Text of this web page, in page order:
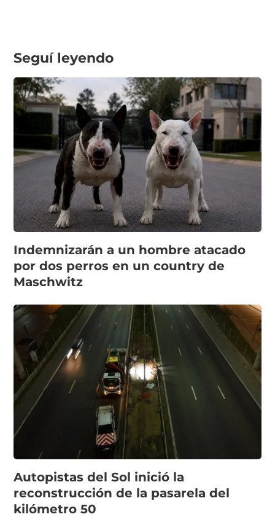
Seguí leyendo
Indemnizarán a un hombre atacado
por dos perros en un country de
Maschwitz
Autopistas del Sol inició la
reconstrucción de la pasarela del
kilómetro 50